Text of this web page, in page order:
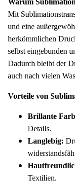
Mit
und eine
herkömmlichen
selbst eingebunden
Dadurch bleibt der
auch nach vielen
Vorteile von
Brillante
Details.
Langlebig:
Textilien.